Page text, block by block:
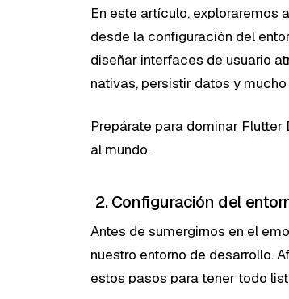
En este artículo, exploraremos
desde la configuración del
diseñar interfaces de usuario
nativas, persistir datos y
Prepárate para dominar
al mundo.
2. Configuración del
Antes de sumergirnos en el
nuestro entorno de desarrollo.
estos pasos para tener todo